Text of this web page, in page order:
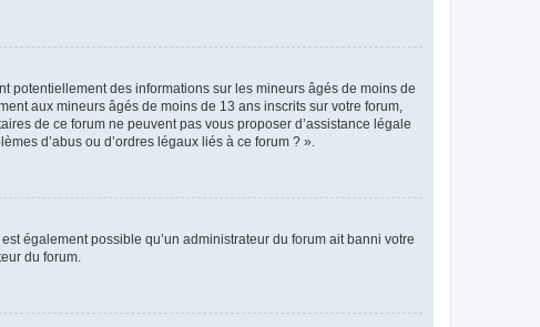
potentiellement des informations sur les mineurs âgés de moins de
aux mineurs âgés de moins de 13 ans inscrits sur votre forum,
de ce forum ne peuvent pas vous proposer d’assistance légale
d’abus ou d’ordres légaux liés à ce forum ? ».
également possible qu’un administrateur du forum ait banni votre
du forum.